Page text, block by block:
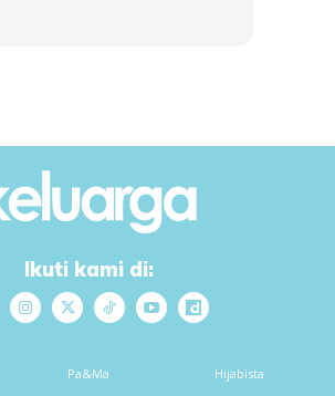
Ikuti kami di:
Pa&Ma Hijabista